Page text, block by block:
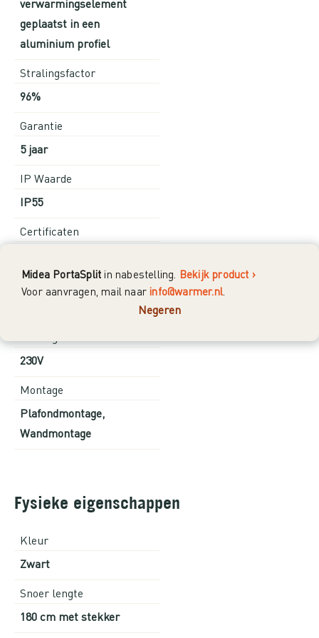
Midea PortaSplit in nabestelling. Bekijk product ›
Voor aanvragen, mail naarinfo@warmer.nl
Negeren
verwarmingselement
geplaatst in een
aluminium profiel
Stralingsfactor
96%
Garantie
5 jaar
IP Waarde
IP55
Certificaten
Land van herkomst
230V
Montage
Plafondmontage,
Wandmontage
Fysieke eigenschappen
Kleur
Zwart
Snoer lengte
180 cm met stekker